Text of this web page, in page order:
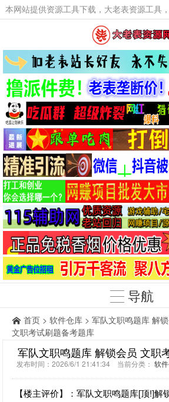
导航
首页 > 软件仓库 > 军队文职鸣题库 解
文职考试刷题备考题库
军队文职鸣题库 解锁会员 文职
发布时间：2026/6/1 21:41:34 当前分类： 软
【楼主评价】：军队文职鸣题库[顶!]解